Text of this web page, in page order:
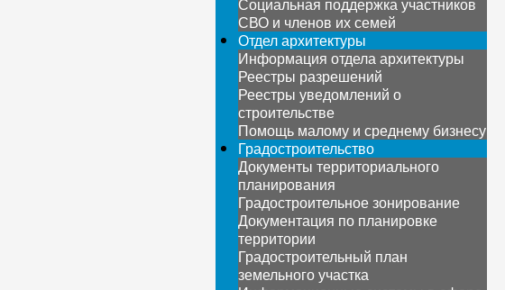
СВО и членов их семей
Отдел архитектуры
Информация отдела архитектуры
Реестры разрешений
Реестры уведомлений о
строительстве
Помощь малому и среднему бизнесу
Градостроительство
Документы территориального
планирования
Градостроительное зонирование
Документация по планировке
территории
Градостроительный план
земельного участка